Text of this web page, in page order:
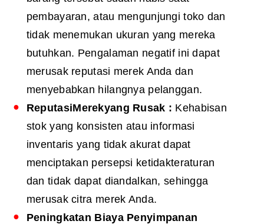
pembayaran, atau mengunjungi toko dan
tidak menemukan ukuran yang mereka
butuhkan. Pengalaman negatif ini dapat
merusak reputasi merek Anda dan
menyebabkan hilangnya pelanggan.
ReputasiMerekyang Rusak : Kehabisan
stok yang konsisten atau informasi
inventaris yang tidak akurat dapat
menciptakan persepsi ketidakteraturan
dan tidak dapat diandalkan, sehingga
merusak citra merek Anda.
Peningkatan Biaya Penyimpanan